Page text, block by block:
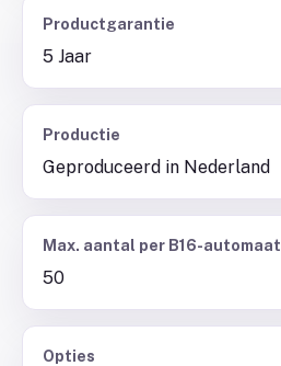
Productgarantie
5 Jaar
Productie
Geproduceerd in Nederland
Max. aantal per B16-automaat
50
Opties